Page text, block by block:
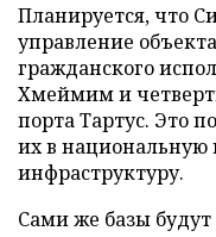
Планируется, что
управление
гражданского
Хмеймим и
порта Тартус. Это
их в национальную
инфраструктуру.
Сами же базы